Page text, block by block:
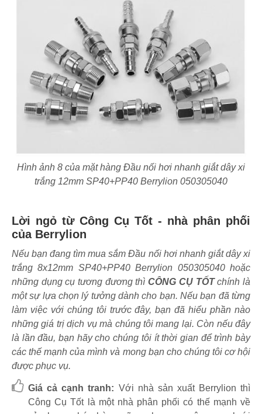
Hình ảnh 8 của mặt hàng Đầu nối hơi nhanh giắt dây xi
trắng 12mm SP40+PP40 Berrylion 050305040
Lời ngỏ từ Công Cụ Tốt - nhà phân phối
của Berrylion
Nếu bạn đang tìm mua sắm Đầu nối hơi nhanh giắt dây xi
trắng 8x12mm SP40+PP40 Berrylion 050305040 hoặc
những dụng cụ tương đương thìCÔNG CỤ TỐTchính là
một sự lựa chọn lý tưởng dành cho bạn. Nếu bạn đã từng
làm việc với chúng tôi trước đây, bạn đã hiểu phần nào
những giá trị dịch vụ mà chúng tôi mang lại. Còn nếu đây
là lần đầu, bạn hãy cho chúng tôi ít thời gian để trình bày
các thế mạnh của mình và mong bạn cho chúng tôi cơ hội
được phục vụ.
Giá cả cạnh tranh: Với nhà sản xuất Berrylion thì
Công Cụ Tốt là một nhà phân phối có thế mạnh về